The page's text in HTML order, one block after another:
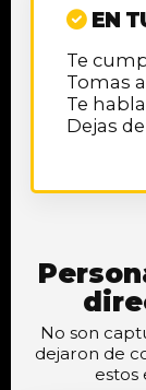
EN
Te
Tomas
Te
Dejas
No son
dejaron de
estos